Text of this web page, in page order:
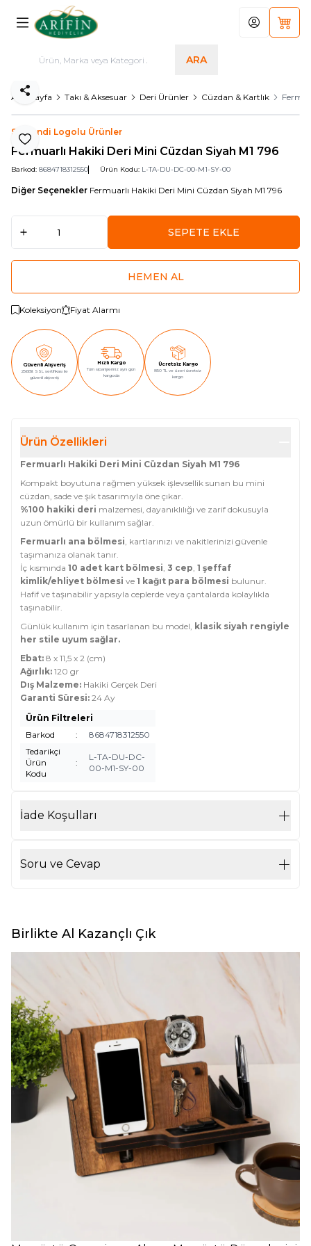
ARA
Hesabım
Ana Sayfa Takı & Aksesuar Deri Ürünler Cüzdan & Kartlık
Favoriye Ekle
Paylaş
Serhendi Logolu Ürünler
Fermuarlı Hakiki Deri Mini Cüzdan Siyah M1 796
Barkod: 8684718312550 Ürün Kodu: L-TA-DU-DC-00-M1-SY-00
Diğer Seçenekler Fermuarlı Hakiki Deri Mini Cüzdan Siyah M1 796
SEPETE EKLE
HEMEN AL
Koleksiyon Fiyat Alarmı
Güvenli Alışveriş
256Bit SSL sertifikası ile
güvenli alışveriş
Hızlı Kargo
Tüm siparişleriniz aynı gün
kargoda
Ücretsiz Kargo
850 TL ve üzeri ücretsiz
kargo
Ürün Özellikleri
Fermuarlı Hakiki Deri Mini Cüzdan Siyah M1 796
Kompakt boyutuna rağmen yüksek işlevsellik sunan bu mini
cüzdan, sade ve şık tasarımıyla öne çıkar.
%100 hakiki deri malzemesi, dayanıklılığı ve zarif dokusuyla
uzun ömürlü bir kullanım sağlar.
Fermuarlı ana bölmesi, kartlarınızı ve nakitlerinizi güvenle
taşımanıza olanak tanır.
İç kısmında 10 adet kart bölmesi, 3 cep, 1 şeffaf
kimlik/ehliyet bölmesi ve 1 kağıt para bölmesi bulunur.
Hafif ve taşınabilir yapısıyla ceplerde veya çantalarda kolaylıkla
taşınabilir.
Günlük kullanım için tasarlanan bu model, klasik siyah rengiyle
her stile uyum sağlar.
Ebat: 8 x 11,5 x 2 (cm)
Ağırlık: 120 gr
Dış Malzeme: Hakiki Gerçek Deri
Garanti Süresi: 24 Ay
Ürün Filtreleri
Barkod
:
8684718312550
Tedarikçi
Ürün
Kodu
:
L-TA-DU-DC-
00-M1-SY-00
İade Koşulları
Soru ve Cevap
Birlikte Al Kazançlı Çık